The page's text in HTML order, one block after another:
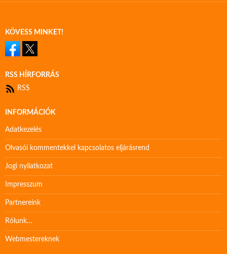
KÖVESS MINKET!
RSS HÍRFORRÁS
RSS
INFORMÁCIÓK
Adatkezelés
Olvasói kommentekkel kapcsolatos eljárásrend
Jogi nyilatkozat
Impresszum
Partnereink
Rólunk…
Webmestereknek